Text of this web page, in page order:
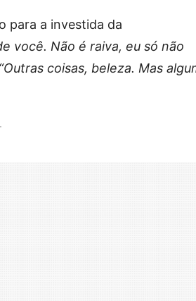
para a investida da
você. Não é raiva, eu só não
“Outras coisas, beleza. Mas